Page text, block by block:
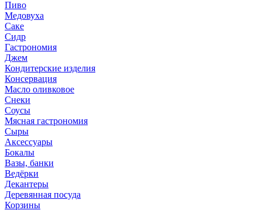
Пиво
Медовуха
Саке
Сидр
Гастрономия
Джем
Кондитерские изделия
Консервация
Масло оливковое
Снеки
Соусы
Мясная гастрономия
Сыры
Аксессуары
Бокалы
Вазы, банки
Ведёрки
Декантеры
Деревянная посуда
Корзины